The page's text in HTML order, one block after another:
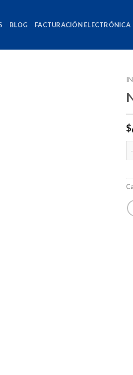
BLOG FACTURACIÓN ELECTRÓNICA
$